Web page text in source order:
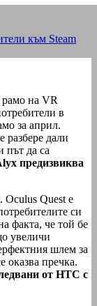
към Steam
на VR
в
за април.
разбере дали
път да са
предизвиква
Oculus Quest е
си
факта, че той бе
увеличи
шлем за
оказва пречка.
от HTC с